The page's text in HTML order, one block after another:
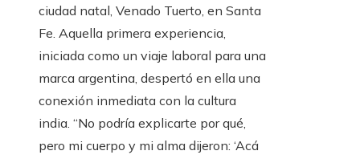
ciudad natal, Venado Tuerto, en Santa
Fe. Aquella primera experiencia,
iniciada como un viaje laboral para una
marca argentina, despertó en ella una
conexión inmediata con la cultura
india. “No podría explicarte por qué,
pero mi cuerpo y mi alma dijeron: ‘Acá